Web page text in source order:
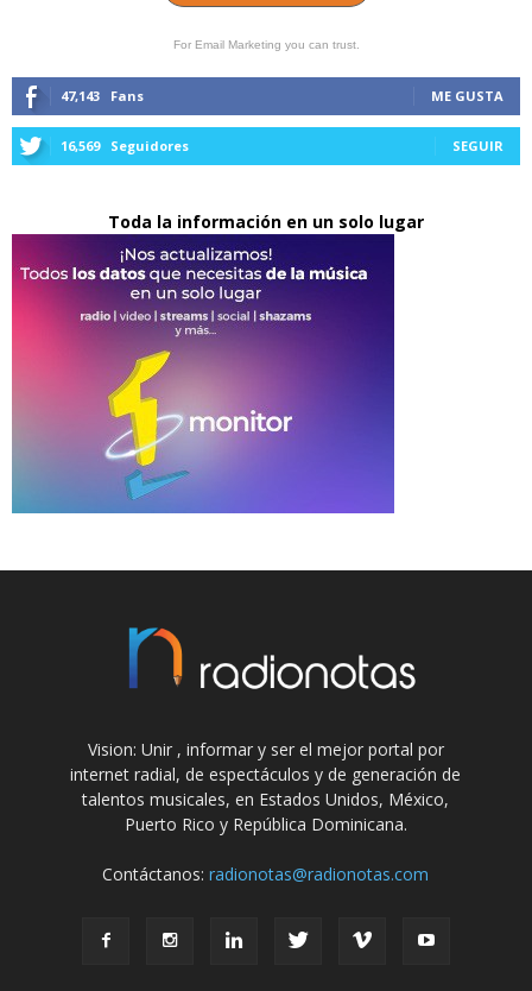
For Email Marketing you can trust.
47,143 Fans ME GUSTA
16,569 Seguidores SEGUIR
Toda la información en un solo lugar
Vision: Unir , informar y ser el mejor portal por
internet radial, de espectáculos y de generación de
talentos musicales, en Estados Unidos, México,
Puerto Rico y República Dominicana.
Contáctanos:radionotas@radionotas.com